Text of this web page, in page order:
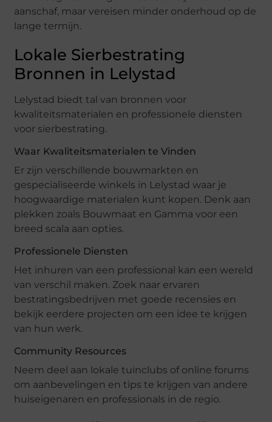
aanschaf, maar vereisen minder onderhoud op de
lange termijn.
Lokale Sierbestrating
Bronnen in Lelystad
Lelystad biedt tal van bronnen voor
kwaliteitsmaterialen en professionele diensten
voor sierbestrating.
Waar Kwaliteitsmaterialen te Vinden
Er zijn verschillende bouwmarkten en
gespecialiseerde winkels in Lelystad waar je
hoogwaardige materialen kunt kopen. Denk aan
plekken zoals Bouwmaat en Gamma voor een
breed scala aan opties.
Professionele Diensten
Het inhuren van een professional kan een wereld
van verschil maken. Zoek naar ervaren
bestratingsbedrijven met goede recensies en
bekijk eerdere projecten om een idee te krijgen
van hun werk.
Community Resources
Neem deel aan lokale tuinclubs of online forums
om aanbevelingen en tips te krijgen van andere
huiseigenaren en professionals in de regio.